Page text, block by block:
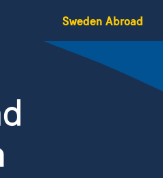
Sweden Abroad